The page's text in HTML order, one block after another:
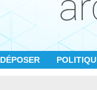
DÉPOSER